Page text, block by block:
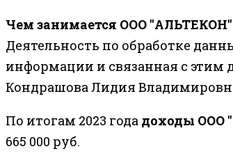
Чем занимается ООО
Деятельность по обработке
информации и связанная с этим
Кондрашова Лидия
По итогам 2023 года доходы ООО
665 000 руб.